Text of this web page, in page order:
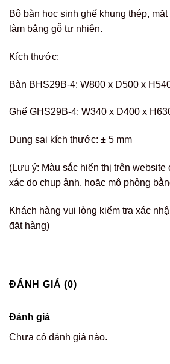
Bộ bàn học sinh ghế khung thép,
làm bằng gỗ tự nhiên.
Kích thước:
Bàn BHS29B-4: W800 x D500 x
Ghế GHS29B-4: W340 x D400 x
Dung sai kích thước: ± 5 mm
(Lưu ý: Màu sắc hiển thị trên website
xác do chụp ảnh, hoặc mô phỏng
Khách hàng vui lòng kiểm tra xác
đặt hàng)
ĐÁNH GIÁ (0)
Đánh giá
Chưa có đánh giá nào.